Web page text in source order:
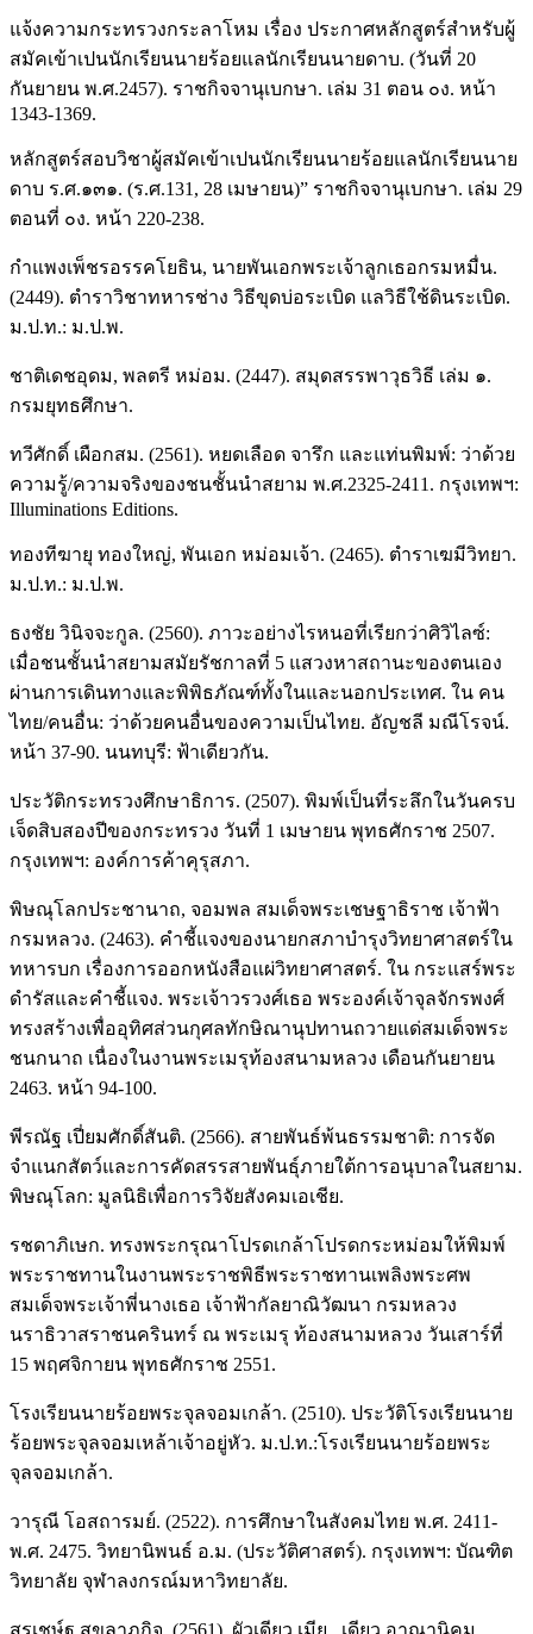
แจ้งความกระทรวงกระลาโหม เรื่อง ประกาศหลักสูตร์สำหรับผู้
สมัคเข้าเปนนักเรียนนายร้อยแลนักเรียนนายดาบ. (วันที่ 20
กันยายน พ.ศ.2457). ราชกิจจานุเบกษา. เล่ม 31 ตอน ๐ง. หน้า
1343-1369.
หลักสูตร์สอบวิชาผู้สมัคเข้าเปนนักเรียนนายร้อยแลนักเรียนนาย
ดาบ ร.ศ.๑๓๑. (ร.ศ.131, 28 เมษายน)” ราชกิจจานุเบกษา. เล่ม 29
ตอนที่ ๐ง. หน้า 220-238.
กำแพงเพ็ชรอรรคโยธิน, นายพันเอกพระเจ้าลูกเธอกรมหมื่น.
(2449). ตำราวิชาทหารช่าง วิธีขุดบ่อระเบิด แลวิธีใช้ดินระเบิด.
ม.ป.ท.: ม.ป.พ.
ชาติเดชอุดม, พลตรี หม่อม. (2447). สมุดสรรพาวุธวิธี เล่ม ๑.
กรมยุทธศึกษา.
ทวีศักดิ์ เผือกสม. (2561). หยดเลือด จารึก และแท่นพิมพ์: ว่าด้วย
ความรู้/ความจริงของชนชั้นนำสยาม พ.ศ.2325-2411. กรุงเทพฯ:
Illuminations Editions.
ทองทีฆายุ ทองใหญ่, พันเอก หม่อมเจ้า. (2465). ตำราเฆมีวิทยา.
ม.ป.ท.: ม.ป.พ.
ธงชัย วินิจจะกูล. (2560). ภาวะอย่างไรหนอที่เรียกว่าศิวิไลซ์:
เมื่อชนชั้นนำสยามสมัยรัชกาลที่ 5 แสวงหาสถานะของตนเอง
ผ่านการเดินทางและพิพิธภัณฑ์ทั้งในและนอกประเทศ. ใน คน
ไทย/คนอื่น: ว่าด้วยคนอื่นของความเป็นไทย. อัญชลี มณีโรจน์.
หน้า 37-90. นนทบุรี: ฟ้าเดียวกัน.
ประวัติกระทรวงศึกษาธิการ. (2507). พิมพ์เป็นที่ระลึกในวันครบ
เจ็ดสิบสองปีของกระทรวง วันที่ 1 เมษายน พุทธศักราช 2507.
กรุงเทพฯ: องค์การค้าคุรุสภา.
พิษณุโลกประชานาถ, จอมพล สมเด็จพระเชษฐาธิราช เจ้าฟ้า
กรมหลวง. (2463). คำชี้แจงของนายกสภาบำรุงวิทยาศาสตร์ใน
ทหารบก เรื่องการออกหนังสือแผ่วิทยาศาสตร์. ใน กระแสร์พระ
ดำรัสและคำชี้แจง. พระเจ้าวรวงศ์เธอ พระองค์เจ้าจุลจักรพงศ์
ทรงสร้างเพื่ออุทิศส่วนกุศลทักษิณานุปทานถวายแด่สมเด็จพระ
ชนกนาถ เนื่องในงานพระเมรุท้องสนามหลวง เดือนกันยายน
2463. หน้า 94-100.
พีรณัฐ เปี่ยมศักดิ์สันติ. (2566). สายพันธ์พ้นธรรมชาติ: การจัด
จำแนกสัตว์และการคัดสรรสายพันธุ์ภายใต้การอนุบาลในสยาม.
พิษณุโลก: มูลนิธิเพื่อการวิจัยสังคมเอเชีย.
รชดาภิเษก. ทรงพระกรุณาโปรดเกล้าโปรดกระหม่อมให้พิมพ์
พระราชทานในงานพระราชพิธีพระราชทานเพลิงพระศพ
สมเด็จพระเจ้าพี่นางเธอ เจ้าฟ้ากัลยาณิวัฒนา กรมหลวง
นราธิวาสราชนครินทร์ ณ พระเมรุ ท้องสนามหลวง วันเสาร์ที่
15 พฤศจิกายน พุทธศักราช 2551.
โรงเรียนนายร้อยพระจุลจอมเกล้า. (2510). ประวัติโรงเรียนนาย
ร้อยพระจุลจอมเหล้าเจ้าอยู่หัว. ม.ป.ท.:โรงเรียนนายร้อยพระ
จุลจอมเกล้า.
วารุณี โอสถารมย์. (2522). การศึกษาในสังคมไทย พ.ศ. 2411-
พ.ศ. 2475. วิทยานิพนธ์ อ.ม. (ประวัติศาสตร์). กรุงเทพฯ: บัณฑิต
วิทยาลัย จุฬาลงกรณ์มหาวิทยาลัย.
สุรเชษ์ฐ สุขลาภกิจ. (2561). ผัวเดียว เมีย...เดียว อาณานิคม